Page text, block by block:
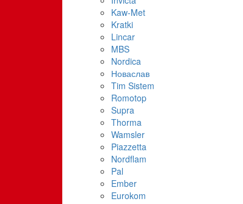
Kaw-Met
Kratki
Lincar
MBS
Nordica
Новаслав
Tim Sistem
Romotop
Supra
Thorma
Wamsler
Piazzetta
Nordflam
Pal
Ember
Eurokom